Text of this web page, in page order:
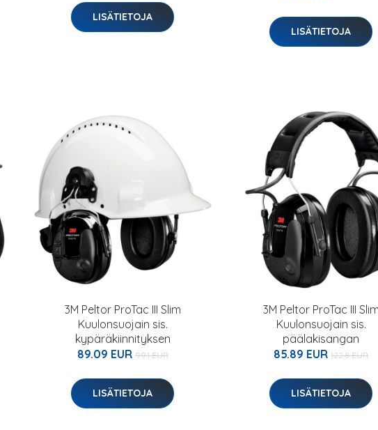
LISÄTIETOJA
LISÄTIETOJA
3M Peltor ProTac III Slim
Kuulonsuojain sis.
kypäräkiinnityksen
89.09 EUR 99.1 EUR
LISÄTIETOJA
3M Peltor ProTac III
Kuulonsuojain sis.
päälakisangan
85.89 EUR122.8 EUR
LISÄTIETOJA